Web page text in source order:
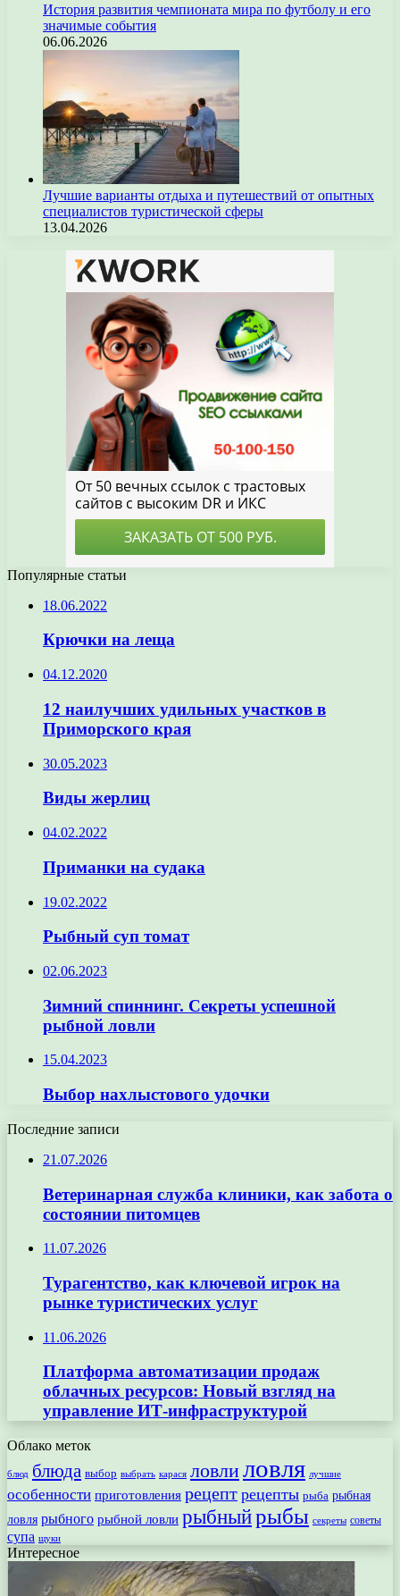
История развития чемпионата мира по футболу и его
значимые события
06.06.2026
Лучшие варианты отдыха и путешествий от опытных
специалистов туристической сферы
13.04.2026
Популярные статьи
18.06.2022
Крючки на леща
04.12.2020
12 наилучших удильных участков в
Приморского края
30.05.2023
Виды жерлиц
04.02.2022
Приманки на судака
19.02.2022
Рыбный суп томат
02.06.2023
Зимний спиннинг. Секреты успешной
рыбной ловли
15.04.2023
Выбор нахлыстового удочки
Последние записи
21.07.2026
Ветеринарная служба клиники, как забота о
состоянии питомцев
11.07.2026
Турагентство, как ключевой игрок на
рынке туристических услуг
11.06.2026
Платформа автоматизации продаж
облачных ресурсов: Новый взгляд на
управление ИТ-инфраструктурой
Облако меток
блюд блюда выбор выбрать карася ловлиловля лучшие
особенности приготовления рецепт рецепты рыба рыбная
ловля рыбного рыбной ловли рыбныйрыбы секреты советы
супа щуки
Интересное